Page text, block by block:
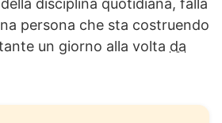
disciplina quotidiana, falla
persona che sta costruendo
un giorno alla volta da